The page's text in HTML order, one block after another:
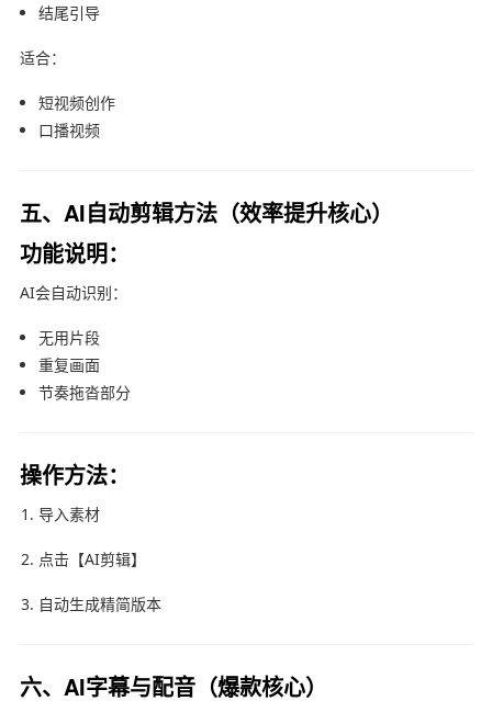
结尾引导
适合：
短视频创作
口播视频
五、AI自动剪辑方法（效率提升核心）
功能说明：
AI会自动识别：
无用片段
重复画面
节奏拖沓部分
操作方法：
导入素材
点击【AI剪辑】
自动生成精简版本
六、AI字幕与配音（爆款核心）